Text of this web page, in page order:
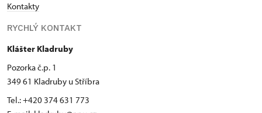
Kontakty
RYCHLÝ KONTAKT
Klášter Kladruby
Pozorka č.p. 1
349 61 Kladruby u Stříbra
Tel.: +420 374 631 773